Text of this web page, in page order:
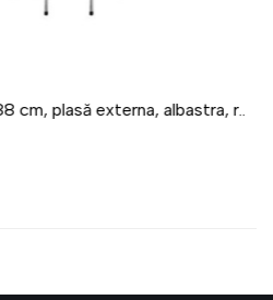
plasă externa, albastra, r..